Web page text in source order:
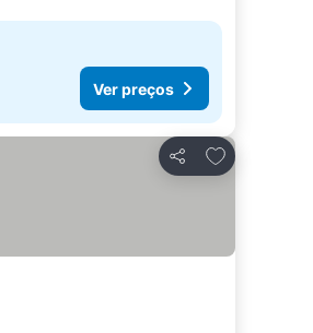
Ver preços
Partilhar
Adicionar